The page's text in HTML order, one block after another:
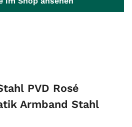
PVD Rosé
Armband Stahl